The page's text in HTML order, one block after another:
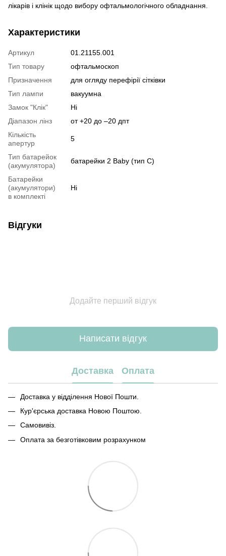
лікарів і клінік щодо вибору офтальмологічного обладнання.
Характеристики
Артикул
01.21155.001
Тип товару
офтальмоскоп
Призначення
для огляду перефірії сітківки
Тип лампи
вакуумна
Замок "Клік"
Ні
Діапазон лінз
от +20 до –20 дпт
Кількість
апертур
5
Тип батарейок
(акумулятора)
батарейки 2 Baby (тип C)
Батарейки
(акумулятори)
в комплекті
Ні
Відгуки
Додайте перший відгук
Написати відгук
Доставка Оплата
Доставка у відділення Нової Пошти.
Кур'єрська доставка Новою Поштою.
Самовивіз.
Оплата за безготівковим розрахунком